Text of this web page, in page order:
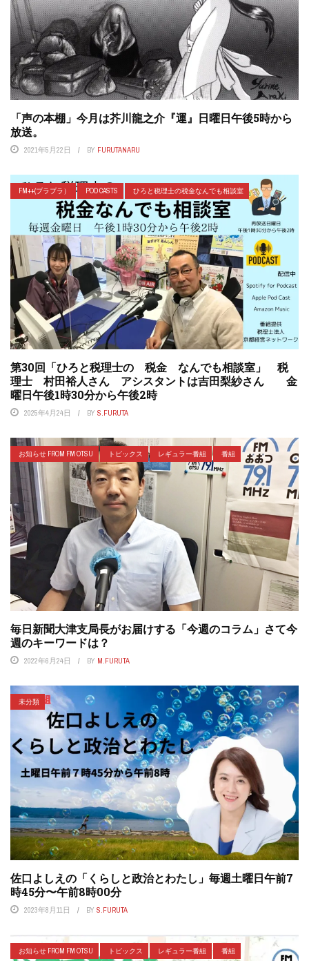
「声の本棚」今月は芥川龍之介『運』日曜日午後5時から
放送。
2021年5月22日 BY FURUTANARU
FM++(プラプラ） POD CASTS ひろと税理士の税金なんでも相談室
第30回「ひろと税理士の 税金 なんでも相談室」 税
理士 村田裕人さん アシスタントは吉田梨紗さん 金
曜日午後1時30分から午後2時
2025年4月24日 BY S.FURUTA
お知らせ FROM FM OTSU トピックス レギュラー番組 番組
毎日新聞大津支局長がお届けする「今週のコラム」さて今
週のキーワードは？
2022年6月24日 BY M.FURUTA
未分類
佐口よしえの「くらしと政治とわたし」毎週土曜日午前7
時45分〜午前8時00分
2023年8月11日 BY S.FURUTA
お知らせ FROM FM OTSU トピックス レギュラー番組 番組